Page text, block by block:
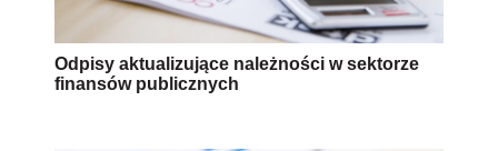
Odpisy aktualizujące należności w sektorze
finansów publicznych